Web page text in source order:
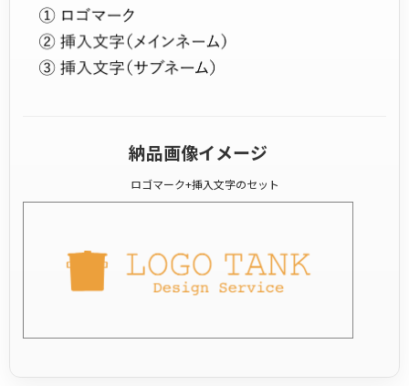
納品画像イメージ
ロゴマーク+挿入文字のセット